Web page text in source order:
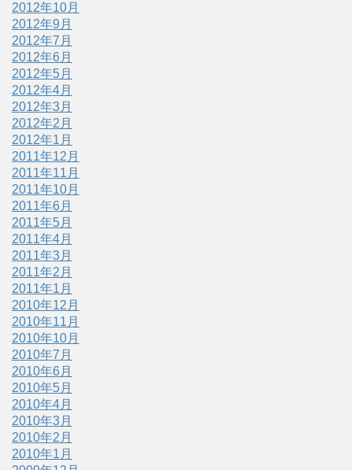
2012年10月
2012年9月
2012年7月
2012年6月
2012年5月
2012年4月
2012年3月
2012年2月
2012年1月
2011年12月
2011年11月
2011年10月
2011年6月
2011年5月
2011年4月
2011年3月
2011年2月
2011年1月
2010年12月
2010年11月
2010年10月
2010年7月
2010年6月
2010年5月
2010年4月
2010年3月
2010年2月
2010年1月